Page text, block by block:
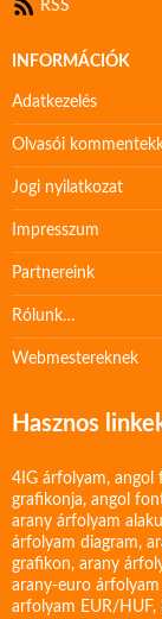
RSS
INFORMÁCIÓK
Adatkezelés
Olvasói
Jogi nyilatkozat
Impresszum
Partnereink
Rólunk…
Webmestereknek
Hasznos
4IG árfolyam, angol
grafikonja, angol
arany árfolyam
árfolyam diagram,
grafikon, arany
arany-euro
arfolyam EUR/HUF,